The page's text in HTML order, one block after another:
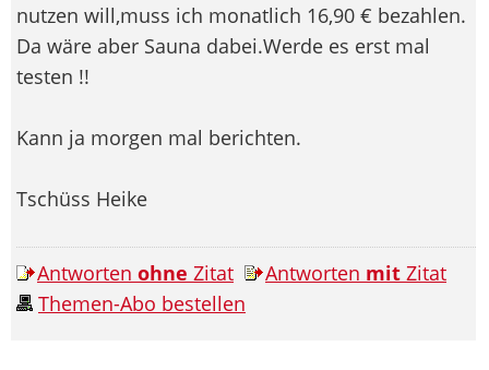
nutzen will,muss ich monatlich 16,90 € bezahlen.
Da wäre aber Sauna dabei.Werde es erst mal
testen !!
Kann ja morgen mal berichten.
Tschüss Heike
Antworten ohne Zitat Antworten mit Zitat
Themen-Abo bestellen